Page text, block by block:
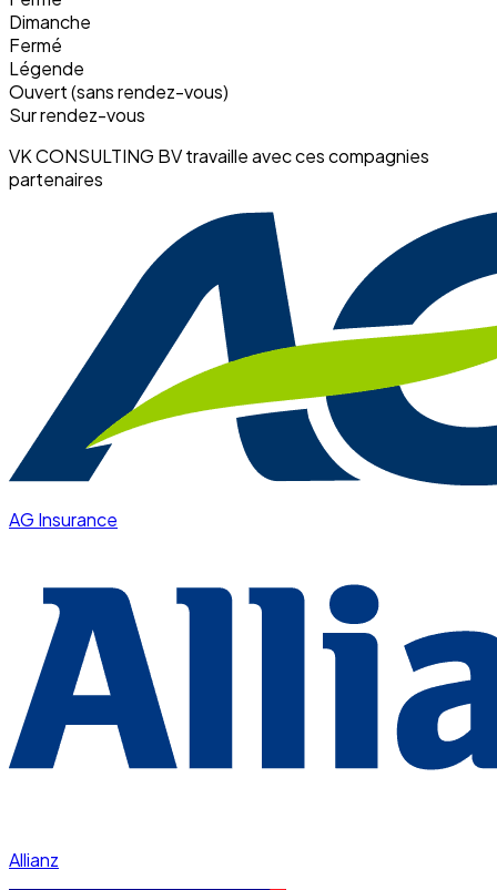
Dimanche
Fermé
Légende
Ouvert (sans rendez-vous)
Sur rendez-vous
VK CONSULTING BV travaille avec ces compagnies
partenaires
AG Insurance
Allianz